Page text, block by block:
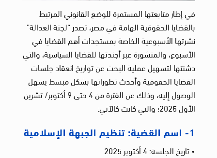
في إطار متابعتها المستمرة للوضع القانوني المرتبط
بالقضايا الحقوقية الهامة في مصر، تصدر “لجنة العدالة”
نشرتها الأسبوعية الخاصة بمستجدات أهم القضايا في
الأسبوع، والمنشورة عبر أجندتها للقضايا السياسية، والتي
دشنتها لتسهيل عملية البحث عن تواريخ انعقاد جلسات
القضايا الحقوقية وأحدث تطوراتها بشكل مبسط يسهل
الوصول إليه، وذلك عن الفترة من 4 حتى 9 أكتوبر/ تشرين
الأول 2025؛ والتي كانت كالآتي:
1- اسم القضية: تنظيم الجبهة الإسلامية
• تاريخ الجلسة: 4 أكتوبر 2025